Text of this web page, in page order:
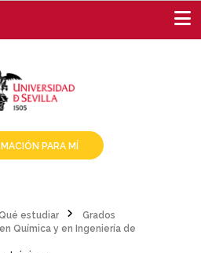
PARA MÍ
estudiar
Grados
Química y en Ingeniería de